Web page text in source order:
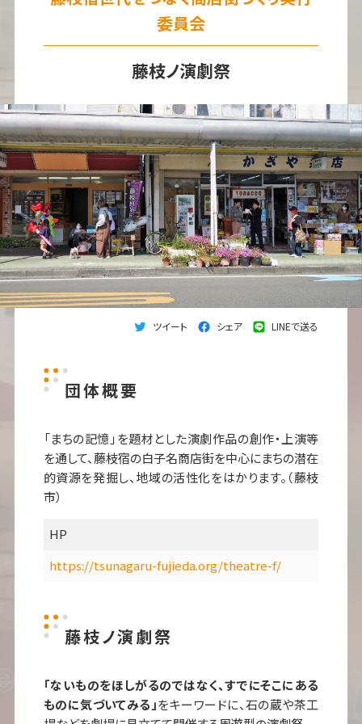
委員会
藤枝ノ演劇祭
ツイート シェア LINEで送る
団体概要
「まちの記憶」を題材とした演劇作品の創作・上演等
を通して、藤枝宿の白子名商店街を中心にまちの潜在
的資源を発掘し、地域の活性化をはかります。（藤枝
市）
HP
https://tsunagaru-fujieda.org/theatre-f/
藤枝ノ演劇祭
「ないものをほしがるのではなく、すでにそこにある
ものに気づいてみる」をキーワードに、石の蔵や茶工